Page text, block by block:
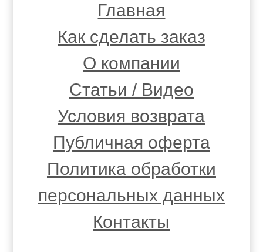
Главная
Как сделать заказ
О компании
Статьи / Видео
Условия возврата
Публичная оферта
Политика обработки
персональных данных
Контакты